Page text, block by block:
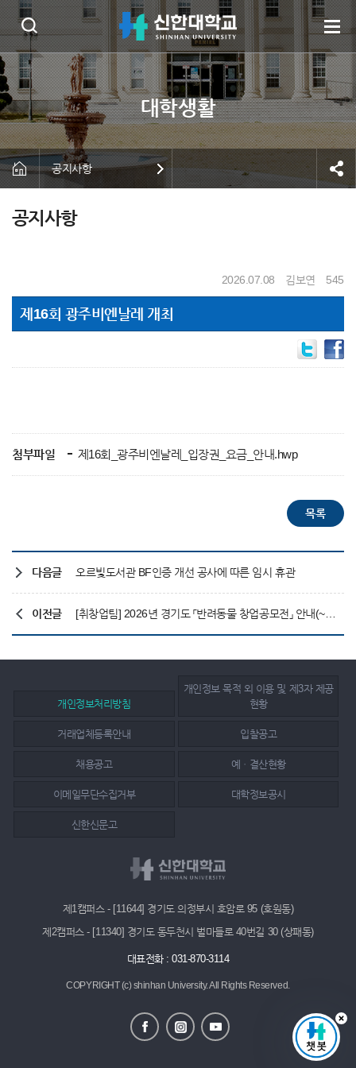
공지사항
공지사항
2026.07.08 김보연 545
제16회 광주비엔날레 개최
첨부파일 제16회_광주비엔날레_입장권_요금_안내.hwp
다음글 오르빛도서관 BF인증 개선 공사에 따른 임시 휴관
이전글 [취창업팀] 2026년 경기도 「반려동물 창업공모전」 안내(~8/24)
개인정보처리방침
개인정보 목적 외 이용 및 제3자 제공
현황
거래업체등록안내 입찰공고
채용공고 예ㆍ결산현황
이메일무단수집거부 대학정보공시
신한신문고
제1캠퍼스 - [11644] 경기도 의정부시 호암로 95 (호원동)
제2캠퍼스 - [11340] 경기도 동두천시 벌마들로 40번길 30 (상패동)
대표전화 : 031-870-3114
COPYRIGHT (c) shinhan University.All Rights Reserved.